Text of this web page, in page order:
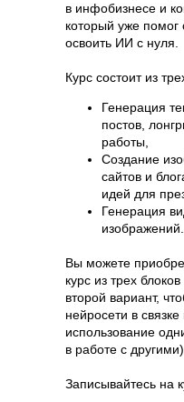
в инфобизнесе и
который уже помог
освоить ИИ с нуля.
Курс состоит из
Генерация
постов,
работы,
Создание
сайтов и
идей для
Генерация
изображений.
Вы можете
курс из трех
второй вариант,
нейросети в связке
использование
в работе с другими).
Записывайтесь на